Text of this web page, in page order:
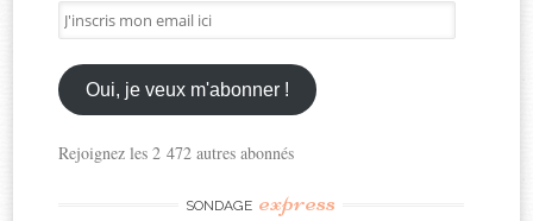
J'inscris
mon
email
ici
Oui, je veux m'abonner !
Rejoignez les 2 472 autres abonnés
SONDAGE express